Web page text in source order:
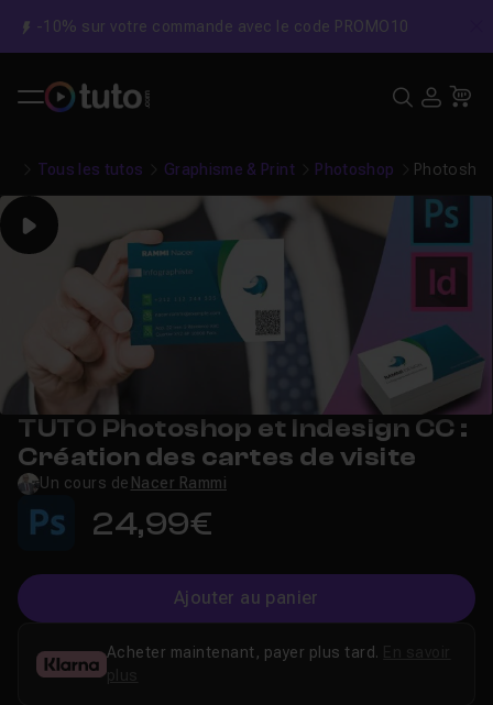
-10% sur votre commande avec le code PROMO10
Tous les tutos Graphisme & Print Photoshop
Play
TUTO Photoshop et Indesign CC :
Création des cartes de visite
Un cours de Nacer Rammi
24,99€
Ajouter au panier
Acheter maintenant, payer plus tard.
plus